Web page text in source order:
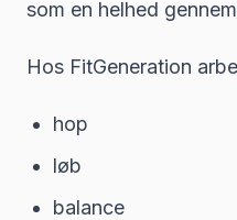
som en helhed
Hos FitGeneration
hop
løb
balance